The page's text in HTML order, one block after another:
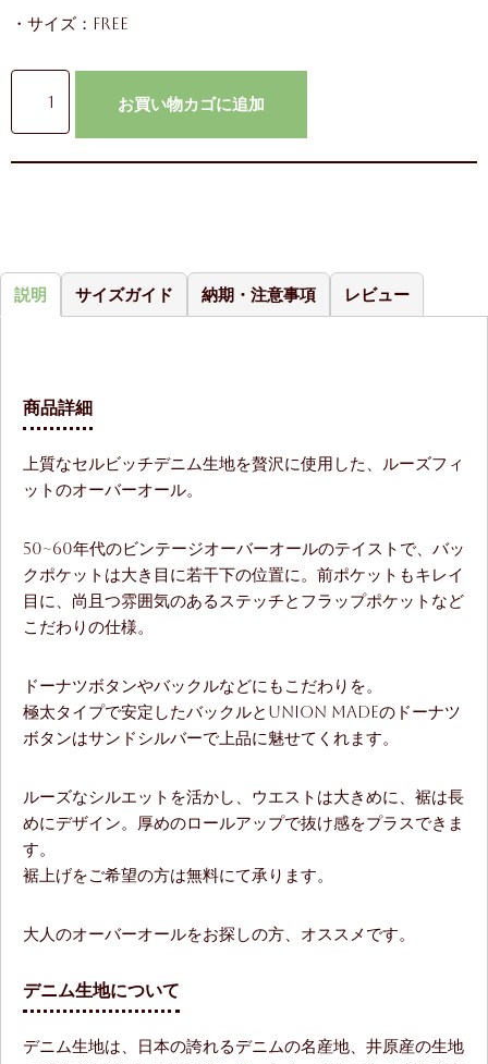
・サイズ：Free
お買い物カゴに追加
説明 サイズガイド 納期・注意事項 レビュー
商品詳細
上質なセルビッチデニム生地を贅沢に使用した、ルーズフィ
ットのオーバーオール。
50~60年代のビンテージオーバーオールのテイストで、バッ
クポケットは大き目に若干下の位置に。前ポケットもキレイ
目に、尚且つ雰囲気のあるステッチとフラップポケットなど
こだわりの仕様。
ドーナツボタンやバックルなどにもこだわりを。
極太タイプで安定したバックルとUnion Madeのドーナツ
ボタンはサンドシルバーで上品に魅せてくれます。
ルーズなシルエットを活かし、ウエストは大きめに、裾は長
めにデザイン。厚めのロールアップで抜け感をプラスできま
す。
裾上げをご希望の方は無料にて承ります。
大人のオーバーオールをお探しの方、オススメです。
デニム生地について
デニム生地は、日本の誇れるデニムの名産地、井原産の生地